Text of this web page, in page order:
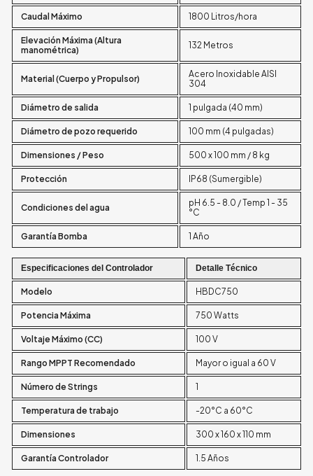
Caudal Máximo 1800 Litros/hora
Elevación Máxima (Altura
manométrica)
132 Metros
Material (Cuerpo y Propulsor)
Acero Inoxidable AISI
304
Diámetro de salida 1 pulgada (40 mm)
Diámetro de pozo requerido 100 mm (4 pulgadas)
Dimensiones / Peso 500 x 100 mm / 8 kg
Protección IP68 (Sumergible)
Condiciones del agua
pH 6.5 - 8.0 / Temp 1 - 35
°C
Garantía Bomba 1 Año
Especificaciones del Controlador Detalle Técnico
Modelo HBDC750
Potencia Máxima 750 Watts
Voltaje Máximo (CC) 100 V
Rango MPPT Recomendado Mayor o igual a 60 V
Número de Strings 1
Temperatura de trabajo -20°C a 60°C
Dimensiones 300 x 160 x 110 mm
Garantía Controlador 1.5 Años